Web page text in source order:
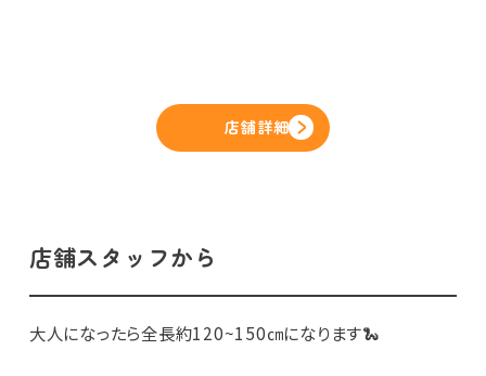
店舗詳細
店舗スタッフから
大人になったら全長約120~150㎝になります🐍